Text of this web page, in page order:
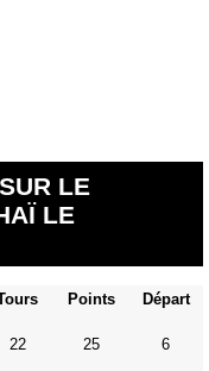
LE
LE
Points Départ
22 25 6